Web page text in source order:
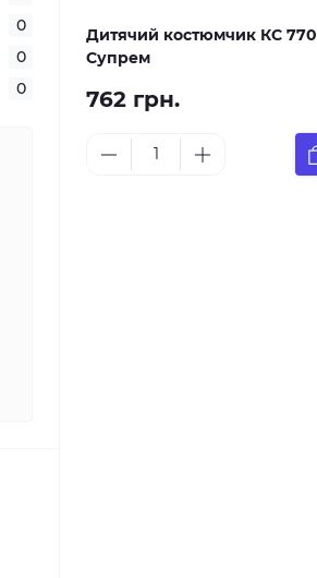
0
0
0
Дитячий костюмчик КС 770
Супрем
762 грн.